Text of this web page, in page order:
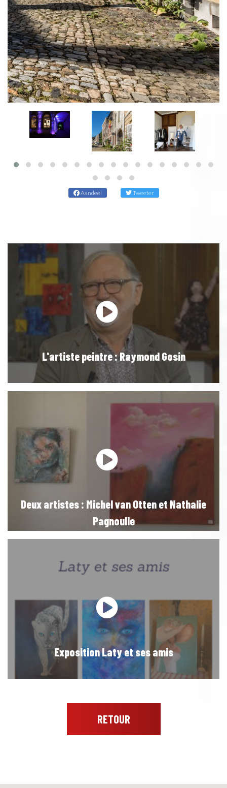
Aandeel Tweeter
L'artiste peintre : Raymond Gosin
Deux artistes : Michel van Otten et Nathalie
Pagnoulle
Exposition Laty et ses amis
RETOUR